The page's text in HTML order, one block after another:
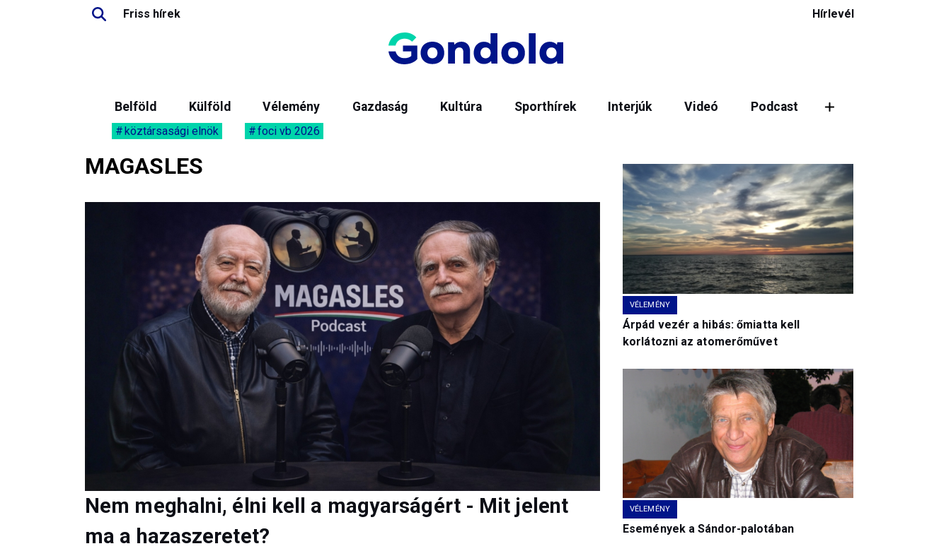
Friss hírek Hírlevél
Belföld Külföld Vélemény Gazdaság Kultúra Sporthírek Interjúk Videó Podcast
köztársasági elnök foci vb 2026
MAGASLES
Nem meghalni, élni kell a magyarságért - Mit jelent
ma a hazaszeretet?
VÉLEMÉNY
Árpád vezér a hibás: őmiatta kell
korlátozni az atomerőművet
VÉLEMÉNY
Események a Sándor-palotában